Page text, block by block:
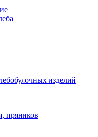
изделий
пряников